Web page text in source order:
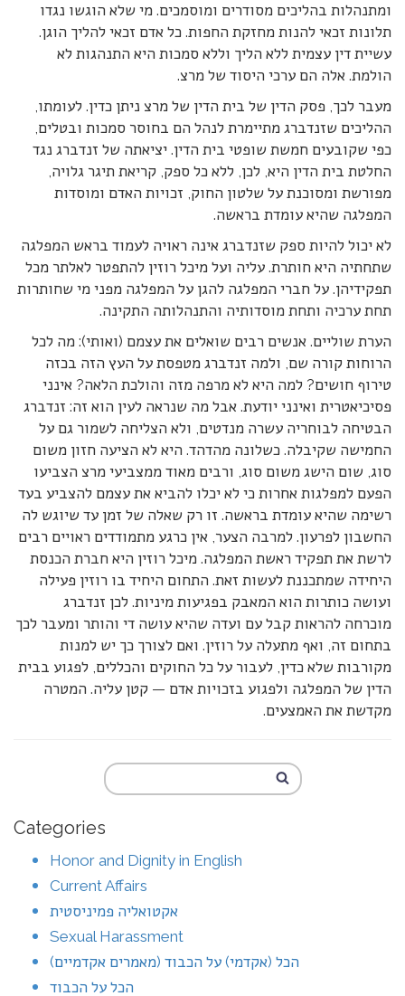
ומתנהלות בהליכים מסודרים ומוסמכים. מי שלא הוגשו נגדו
תלונות זכאי להנות מחזקת החפות. כל אדם זכאי להליך הוגן.
עשיית דין עצמית ללא הליך וללא סמכות היא התנהגות לא
הולמת. אלה הם ערכי היסוד של מרצ.
מעבר לכך, פסק הדין של בית הדין של מרצ ניתן כדין. לעומתו,
ההליכים שזנדברג מתיימרת לנהל הם בחוסר סמכות ובטלים,
כפי שקובעים חמשת שופטי בית הדין. יציאתה של זנדברג נגד
החלטת בית הדין היא, לכן, ללא כל ספק, קריאת תיגר גלויה,
מפורשת ומסוכנת על שלטון החוק, זכויות האדם ומוסדות
המפלגה שהיא עומדת בראשה.
לא יכול להיות ספק שזנדברג אינה ראויה לעמוד בראש המפלגה
שתחתיה היא חותרת. עליה ועל מיכל רוזין להתפטר לאלתר מכל
תפקידיהן. על חברי המפלגה להגן על המפלגה מפני מי שחותרות
תחת ערכיה ותחת מוסדותיה והתנהלותה התקינה.
הערת שוליים. אנשים רבים שואלים את עצמם (ואותי): מה לכל
הרוחות קורה שם, ולמה זנדברג מטפסת על העץ הזה בכזה
טירוף חושים? למה היא לא מרפה מזה והולכת הלאה? אינני
פסיכיאטרית ואינני יודעת. אבל מה שנראה לעין הוא זה: זנדברג
הבטיחה לבוחריה עשרה מנדטים, ולא הצליחה לשמור גם על
החמישה שקיבלה. כשלונה מהדהד. היא לא הציעה חזון משום
סוג, שום הישג משום סוג, ורבים מאוד ממצביעי מרצ הצביעו
הפעם למפלגות אחרות כי לא יכלו להביא את עצמם להצביע בעד
רשימה שהיא עומדת בראשה. זו רק שאלה של זמן עד שיוגש לה
החשבון לפרעון. למרבה הצער, אין כרגע מתמודדים ראויים רבים
לרשת את תפקיד ראשת המפלגה. מיכל רוזין היא חברת הכנסת
היחידה שמתכננת לעשות זאת. התחום היחיד בו רוזין פעילה
ועושה כותרות הוא המאבק בפגיעות מיניות. לכן זנדברג
מוכרחה להראות קבל עם ועדה שהיא עושה די והותר ומעבר לכך
בתחום זה, ואף מתעלה על רוזין. ואם לצורך כך יש למנות
מקורבות שלא כדין, לעבור על כל החוקים והכללים, לפגוע בבית
הדין של המפלגה ולפגוע בזכויות אדם — קטן עליה. המטרה
מקדשת את האמצעים.
Categories
Honor and Dignity in English
Current Affairs
אקטואליה פמיניסטית
Sexual Harassment
הכל (אקדמי) על הכבוד (מאמרים אקדמיים)
הכל על הכבוד